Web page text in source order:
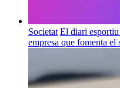
Societat El diari esportiu
empresa que fomenta el